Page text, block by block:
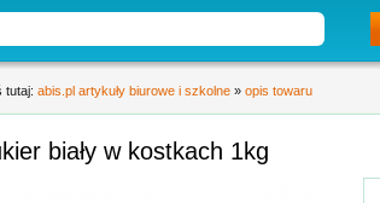
tutaj: abis.pl artykuły biurowe i szkolne » opis towaru
cukier biały w kostkach 1kg